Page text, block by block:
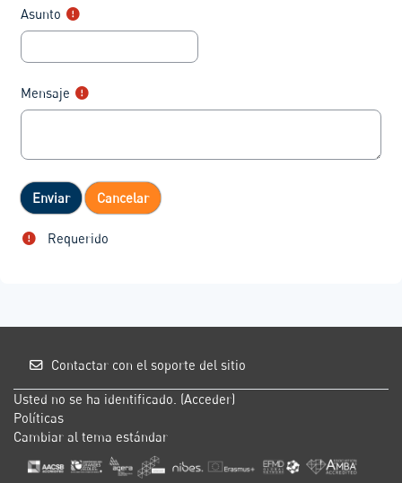
Asunto
Mensaje
Requerido
Contactar con el soporte del sitio
Usted no se ha identificado. (Acceder)
Políticas
Cambiar al tema estándar